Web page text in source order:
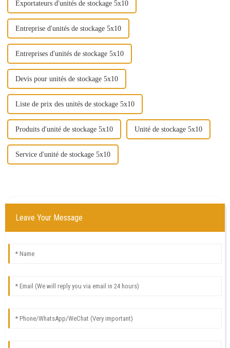
Exportateurs d'unités de stockage 5x10
Entreprise d'unités de stockage 5x10
Entreprises d'unités de stockage 5x10
Devis pour unités de stockage 5x10
Liste de prix des unités de stockage 5x10
Produits d'unité de stockage 5x10 Unité de stockage 5x10
Service d'unité de stockage 5x10
Leave Your Message